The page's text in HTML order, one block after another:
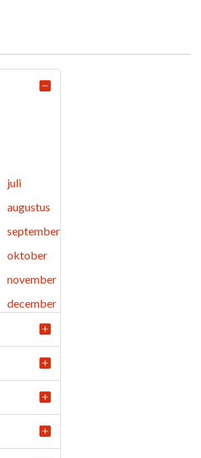
juli
augustus
september
oktober
november
december